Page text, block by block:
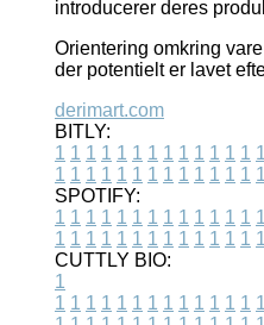
introducerer deres
Orientering omkring
der potentielt er lavet
derimart.com
BITLY:
1 1 1 1 1 1 1 1 1 1 1 1 1
1 1 1 1 1 1 1 1 1 1 1 1 1
SPOTIFY:
1 1 1 1 1 1 1 1 1 1 1 1 1
1 1 1 1 1 1 1 1 1 1 1 1 1
CUTTLY BIO:
1
1 1 1 1 1 1 1 1 1 1 1 1 1